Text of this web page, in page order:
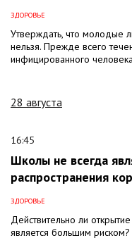
ЗДОРОВЬЕ
Утверждать, что молодые
нельзя. Прежде всего
инфицированного человека
28 августа
16:45
Школы не всегда
распространения
ЗДОРОВЬЕ
Действительно ли
является большим